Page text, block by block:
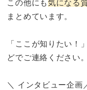
この他にも気になる
まとめています。
「ここが知りたい！
どでご連絡ください
＼ インタビュー企画